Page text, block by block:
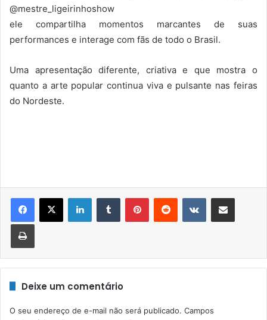
@mestre_ligeirinhoshow
ele compartilha momentos marcantes de suas
performances e interage com fãs de todo o Brasil.
Uma apresentação diferente, criativa e que mostra o
quanto a arte popular continua viva e pulsante nas feiras
do Nordeste.
LinkedinTumblr PinterestReddit VK Compartilhar via e-mail
Imprimir
Deixe um comentário
O seu endereço de e-mail não será publicado. Campos